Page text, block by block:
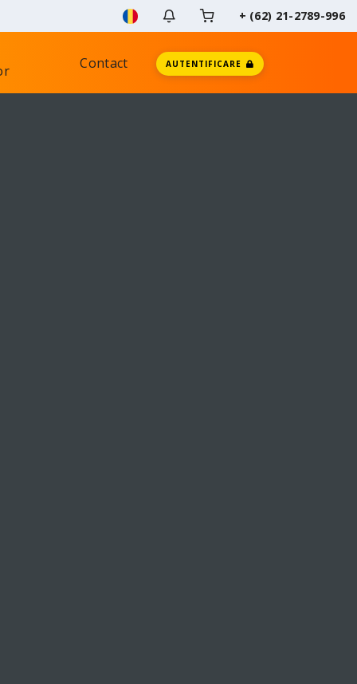
+ (62) 21-2789-996
Contact AUTENTIFICARE